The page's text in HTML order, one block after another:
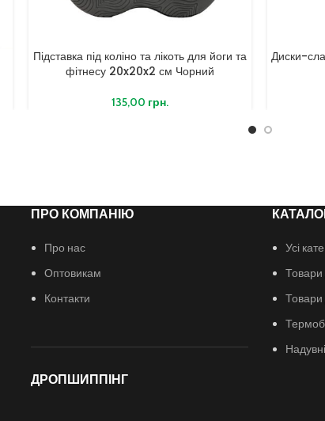
Підставка під коліно та лікоть для йоги та
фітнесу 20x20x2 см Чорний
135,00 грн.
Диски-
ПРО КОМПАНІЮ
Про нас
Оптовикам
Контакти
ДРОПШИППІНГ
Усі
Товари
Товари